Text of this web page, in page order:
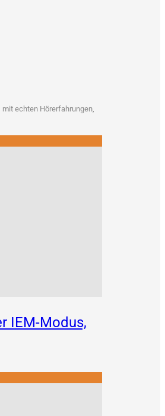
ech­ten Hör­erfah­run­gen,
IEM-Modus,